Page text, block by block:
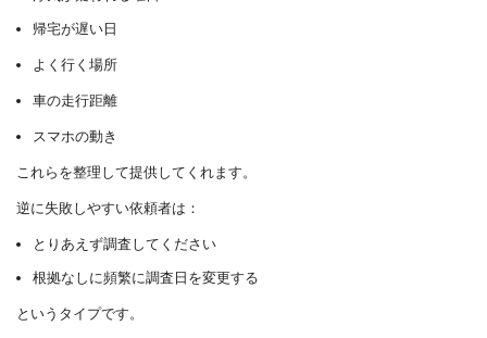
帰宅が遅い日
よく行く場所
車の走行距離
スマホの動き
これらを整理して提供してくれます。
逆に失敗しやすい依頼者は：
とりあえず調査してください
根拠なしに頻繁に調査日を変更する
というタイプです。